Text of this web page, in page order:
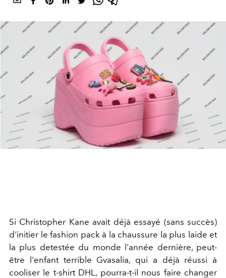
Si Christopher Kane avait déjà essayé (sans succès)
d'initier le fashion pack à la chaussure la plus laide et
la plus detestée du monde l'année dernière, peut-
être l'enfant terrible Gvasalia, qui a déjà réussi à
cooliser le t-shirt DHL, pourra-t-il nous faire changer